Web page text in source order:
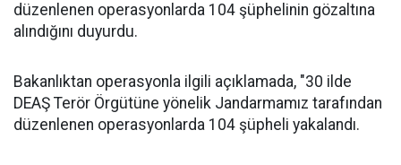
düzenlenen operasyonlarda 104 şüphelinin gözaltına
alındığını duyurdu.
Bakanlıktan operasyonla ilgili açıklamada, "30 ilde
DEAŞ Terör Örgütüne yönelik Jandarmamız tarafından
düzenlenen operasyonlarda 104 şüpheli yakalandı.